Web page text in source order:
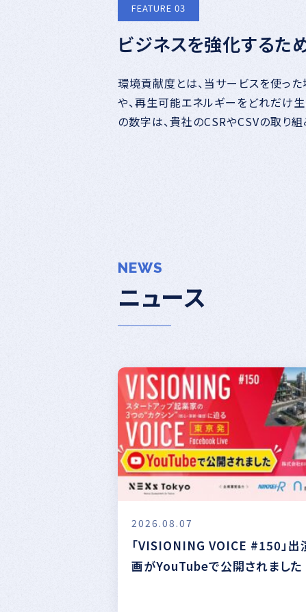
FEATURE 03
ビジネスを強化するた
環境貢献度とは、当サービスを使っ
や、再生可能エネルギーをどれだけ
の数字は、貴社のCSRやCSVの取り
NEWS
ニュース
2026.08.07
「VISIONING VOICE #150」出
画がYouTubeで公開されました